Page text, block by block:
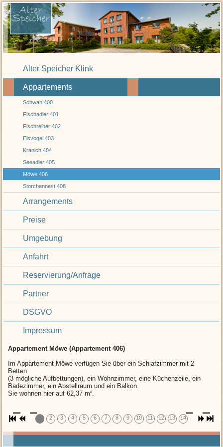
Alter Speicher Klink
Appartements
Schwan 400
Fischadler 401
Fischreiher 402
Eisvogel 403
Kranich 404
Seeadler 405
Möwe 406
Storchennest 408
Arrangements
Preise
Umgebung
Anfahrt
Reservierung/Anfrage
Partner
DSGVO
Impressum
Appartement Möwe (Appartement 406)
Im Appartement Möwe verfügen Sie über ein Schlafzimmer mit 2
Betten
(3 mögliche Aufbettungen), ein Wohnzimmer, eine Küchenzeile, ein
Badezimmer, ein Abstellraum und ein Balkon.
Sie wohnen hier auf 62,37 m².
2 3 4 5 6 7 8 9 10 11 12 13 14